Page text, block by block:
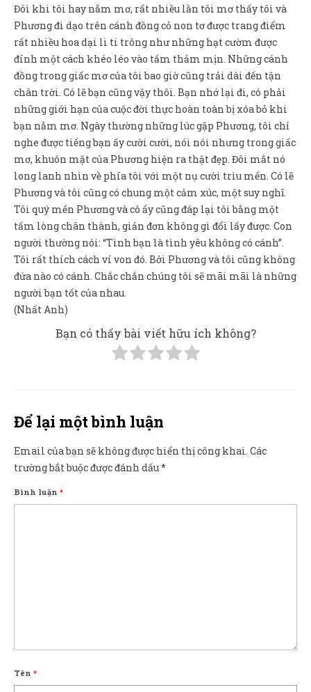
Đôi khi tôi hay nằm mơ, rất nhiều lần tôi mơ thấy tôi và
Phương đi dạo trên cánh đồng cỏ non tơ được trang điểm
rất nhiều hoa dại li ti trông như những hạt cườm được
đính một cách khéo léo vào tấm thảm mịn. Những cánh
đồng trong giấc mơ của tôi bao giờ cũng trải dài đến tận
chân trời. Có lẽ bạn cũng vậy thôi. Bạn nhớ lại đi, có phải
những giới hạn của cuộc đời thực hoàn toàn bị xóa bỏ khi
bạn nằm mơ. Ngày thường những lúc gặp Phương, tôi chỉ
nghe được tiếng bạn ấy cười cười, nói nói nhưng trong giấc
mơ, khuôn mặt của Phương hiện ra thật đẹp. Đôi mắt nó
long lanh nhìn về phía tôi với một nụ cười trìu mến. Có lẽ
Phương và tôi cũng có chung một cảm xúc, một suy nghĩ.
Tôi quý mến Phương và cô ấy cũng đáp lại tôi bằng một
tấm lòng chân thành, giản đơn không gì đổi lấy được. Con
người thường nói: “Tình bạn là tình yêu không có cánh”.
Tôi rất thích cách ví von đó. Bởi Phương và tôi cũng không
đứa nào có cánh. Chắc chắn chúng tôi sẽ mãi mãi là những
người bạn tốt của nhau.
(Nhất Anh)
Bạn có thấy bài viết hữu ích không?
Để lại một bình luận
Email của bạn sẽ không được hiển thị công khai. Các
trường bắt buộc được đánh dấu*
Bình luận *
Tên *